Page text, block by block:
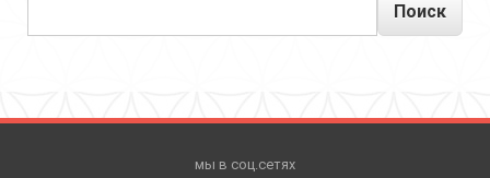
мы в соц.сетях